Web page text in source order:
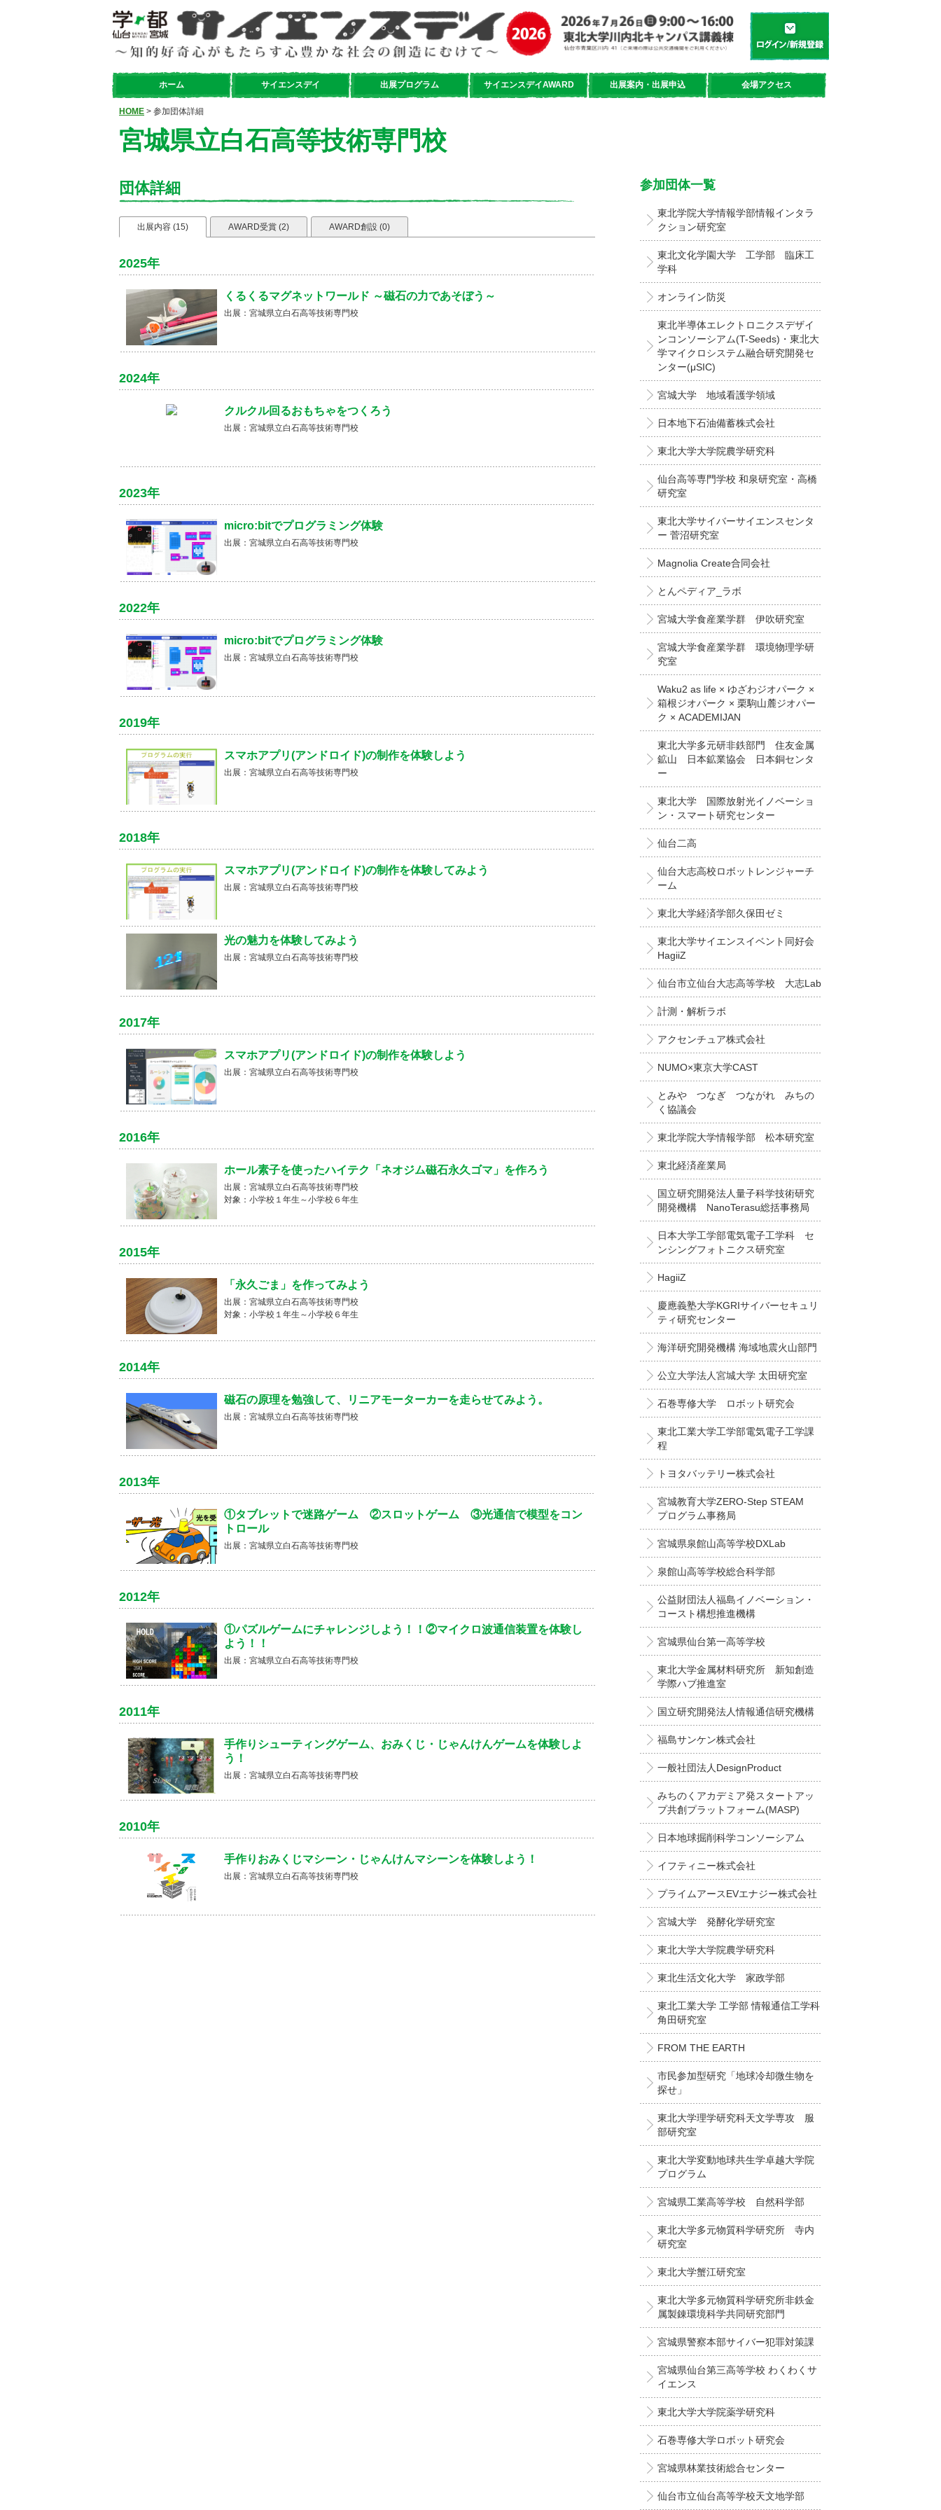
学都「仙台・宮城」サイエンスデイ
ホーム サイエンスデイ 出展プログラム サイエンスデイAWARD 出展案内・出展申込 会場アクセス
HOME > 参加団体詳細
宮城県立白石高等技術専門校
団体詳細
出展内容 (15) AWARD受賞 (2) AWARD創設 (0)
2025年
くるくるマグネットワールド ～磁石の力であそぼう～
出展：宮城県立白石高等技術専門校
2024年
クルクル回るおもちゃをつくろう
出展：宮城県立白石高等技術専門校
2023年
micro:bitでプログラミング体験
出展：宮城県立白石高等技術専門校
2022年
micro:bitでプログラミング体験
出展：宮城県立白石高等技術専門校
2019年
スマホアプリ(アンドロイド)の制作を体験しよう
出展：宮城県立白石高等技術専門校
2018年
スマホアプリ(アンドロイド)の制作を体験してみよう
出展：宮城県立白石高等技術専門校
光の魅力を体験してみよう
出展：宮城県立白石高等技術専門校
2017年
スマホアプリ(アンドロイド)の制作を体験しよう
出展：宮城県立白石高等技術専門校
2016年
ホール素子を使ったハイテク「ネオジム磁石永久ゴマ」を作ろう
出展：宮城県立白石高等技術専門校
対象：小学校１年生～小学校６年生
2015年
「永久ごま」を作ってみよう
出展：宮城県立白石高等技術専門校
対象：小学校１年生～小学校６年生
2014年
磁石の原理を勉強して、リニアモーターカーを走らせてみよう。
出展：宮城県立白石高等技術専門校
2013年
①タブレットで迷路ゲーム ②スロットゲーム ③光通信で模型をコン
トロール
出展：宮城県立白石高等技術専門校
2012年
①パズルゲームにチャレンジしよう！！②マイクロ波通信装置を体験し
よう！！
出展：宮城県立白石高等技術専門校
2011年
手作りシューティングゲーム、おみくじ・じゃんけんゲームを体験しよ
う！
出展：宮城県立白石高等技術専門校
2010年
手作りおみくじマシーン・じゃんけんマシーンを体験しよう！
出展：宮城県立白石高等技術専門校
参加団体一覧
東北学院大学情報学部情報インタラ
クション研究室
東北文化学園大学 工学部 臨床工
学科
オンライン防災
東北半導体エレクトロニクスデザイ
ンコンソーシアム(T-Seeds)・東北大
学マイクロシステム融合研究開発セ
ンター(μSIC)
宮城大学 地域看護学領域
日本地下石油備蓄株式会社
東北大学大学院農学研究科
仙台高等専門学校 和泉研究室・高橋
研究室
東北大学サイバーサイエンスセンタ
ー 菅沼研究室
Magnolia Create合同会社
とんペディア_ラボ
宮城大学食産業学群 伊吹研究室
宮城大学食産業学群 環境物理学研
究室
Waku2 as life × ゆざわジオパーク ×
箱根ジオパーク × 栗駒山麓ジオパー
ク × ACADEMIJAN
東北大学多元研非鉄部門 住友金属
鉱山 日本鉱業協会 日本銅センタ
ー
東北大学 国際放射光イノベーショ
ン・スマート研究センター
仙台二高
仙台大志高校ロボットレンジャーチ
ーム
東北大学経済学部久保田ゼミ
東北大学サイエンスイベント同好会
HagiiZ
仙台市立仙台大志高等学校 大志Lab
計測・解析ラボ
アクセンチュア株式会社
NUMO×東京大学CAST
とみや つなぎ つながれ みちの
く協議会
東北学院大学情報学部 松本研究室
東北経済産業局
国立研究開発法人量子科学技術研究
開発機構 NanoTerasu総括事務局
日本大学工学部電気電子工学科 セ
ンシングフォトニクス研究室
HagiiZ
慶應義塾大学KGRIサイバーセキュリ
ティ研究センター
海洋研究開発機構 海域地震火山部門
公立大学法人宮城大学 太田研究室
石巻専修大学 ロボット研究会
東北工業大学工学部電気電子工学課
程
トヨタバッテリー株式会社
宮城教育大学ZERO-Step STEAM
プログラム事務局
宮城県泉館山高等学校DXLab
泉館山高等学校総合科学部
公益財団法人福島イノベーション・
コースト構想推進機構
宮城県仙台第一高等学校
東北大学金属材料研究所 新知創造
学際ハブ推進室
国立研究開発法人情報通信研究機構
福島サンケン株式会社
一般社団法人DesignProduct
みちのくアカデミア発スタートアッ
プ共創プラットフォーム(MASP)
日本地球掘削科学コンソーシアム
イフティニー株式会社
プライムアースEVエナジー株式会社
宮城大学 発酵化学研究室
東北大学大学院農学研究科
東北生活文化大学 家政学部
東北工業大学 工学部 情報通信工学科
角田研究室
FROM THE EARTH
市民参加型研究「地球冷却微生物を
探せ」
東北大学理学研究科天文学専攻 服
部研究室
東北大学変動地球共生学卓越大学院
プログラム
宮城県工業高等学校 自然科学部
東北大学多元物質科学研究所 寺内
研究室
東北大学蟹江研究室
東北大学多元物質科学研究所非鉄金
属製錬環境科学共同研究部門
宮城県警察本部サイバー犯罪対策課
宮城県仙台第三高等学校 わくわくサ
イエンス
東北大学大学院薬学研究科
石巻専修大学ロボット研究会
宮城県林業技術総合センター
仙台市立仙台高等学校天文地学部